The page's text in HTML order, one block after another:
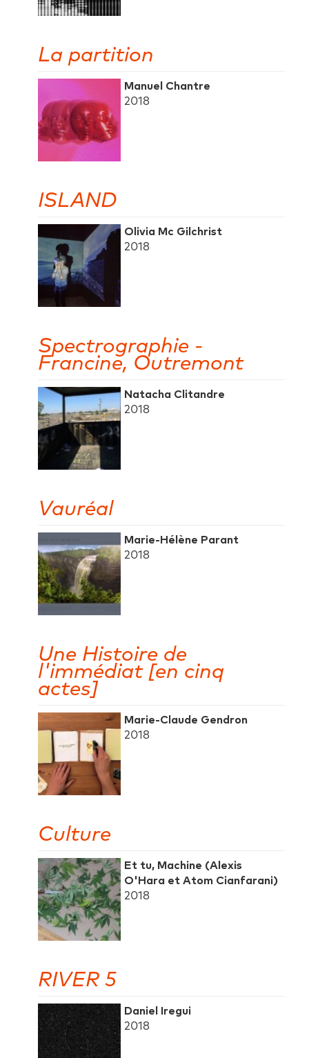
La partition
Manuel Chantre
2018
ISLAND
Olivia Mc Gilchrist
2018
Spectrographie -
Francine, Outremont
Natacha Clitandre
2018
Vauréal
Marie-Hélène Parant
2018
Une Histoire de
l'immédiat [en cinq
actes]
Marie-Claude Gendron
2018
Culture
Et tu, Machine (Alexis
O'Hara et Atom Cianfarani)
2018
RIVER 5
Daniel Iregui
2018